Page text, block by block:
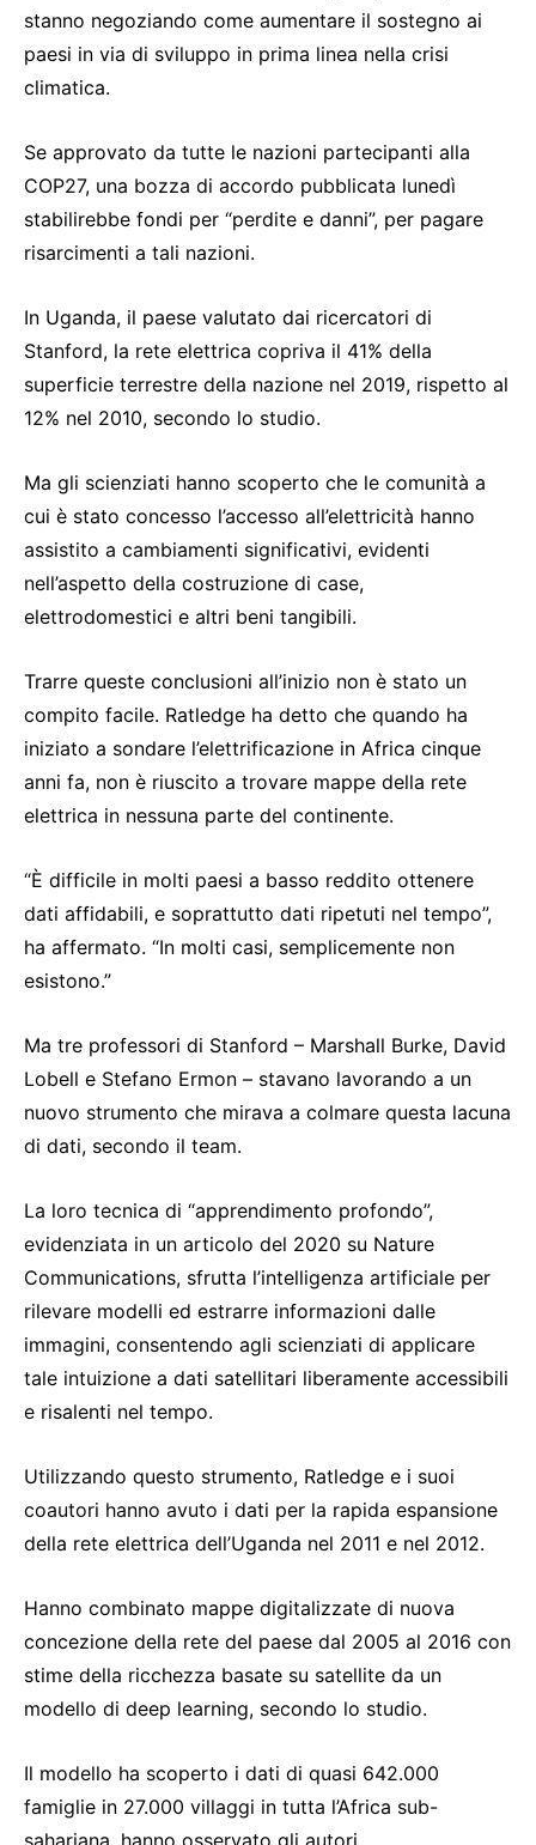
stanno negoziando come aumentare il sostegno ai
paesi in via di sviluppo in prima linea nella crisi
climatica.
Se approvato da tutte le nazioni partecipanti alla
COP27, una bozza di accordo pubblicata lunedì
stabilirebbe fondi per “perdite e danni”, per pagare
risarcimenti a tali nazioni.
In Uganda, il paese valutato dai ricercatori di
Stanford, la rete elettrica copriva il 41% della
superficie terrestre della nazione nel 2019, rispetto al
12% nel 2010, secondo lo studio.
Ma gli scienziati hanno scoperto che le comunità a
cui è stato concesso l’accesso all’elettricità hanno
assistito a cambiamenti significativi, evidenti
nell’aspetto della costruzione di case,
elettrodomestici e altri beni tangibili.
Trarre queste conclusioni all’inizio non è stato un
compito facile. Ratledge ha detto che quando ha
iniziato a sondare l’elettrificazione in Africa cinque
anni fa, non è riuscito a trovare mappe della rete
elettrica in nessuna parte del continente.
“È difficile in molti paesi a basso reddito ottenere
dati affidabili, e soprattutto dati ripetuti nel tempo”,
ha affermato. “In molti casi, semplicemente non
esistono.”
Ma tre professori di Stanford – Marshall Burke, David
Lobell e Stefano Ermon – stavano lavorando a un
nuovo strumento che mirava a colmare questa lacuna
di dati, secondo il team.
La loro tecnica di “apprendimento profondo”,
evidenziata in un articolo del 2020 su Nature
Communications, sfrutta l’intelligenza artificiale per
rilevare modelli ed estrarre informazioni dalle
immagini, consentendo agli scienziati di applicare
tale intuizione a dati satellitari liberamente accessibili
e risalenti nel tempo.
Utilizzando questo strumento, Ratledge e i suoi
coautori hanno avuto i dati per la rapida espansione
della rete elettrica dell’Uganda nel 2011 e nel 2012.
Hanno combinato mappe digitalizzate di nuova
concezione della rete del paese dal 2005 al 2016 con
stime della ricchezza basate su satellite da un
modello di deep learning, secondo lo studio.
Il modello ha scoperto i dati di quasi 642.000
famiglie in 27.000 villaggi in tutta l’Africa sub-
sahariana, hanno osservato gli autori.